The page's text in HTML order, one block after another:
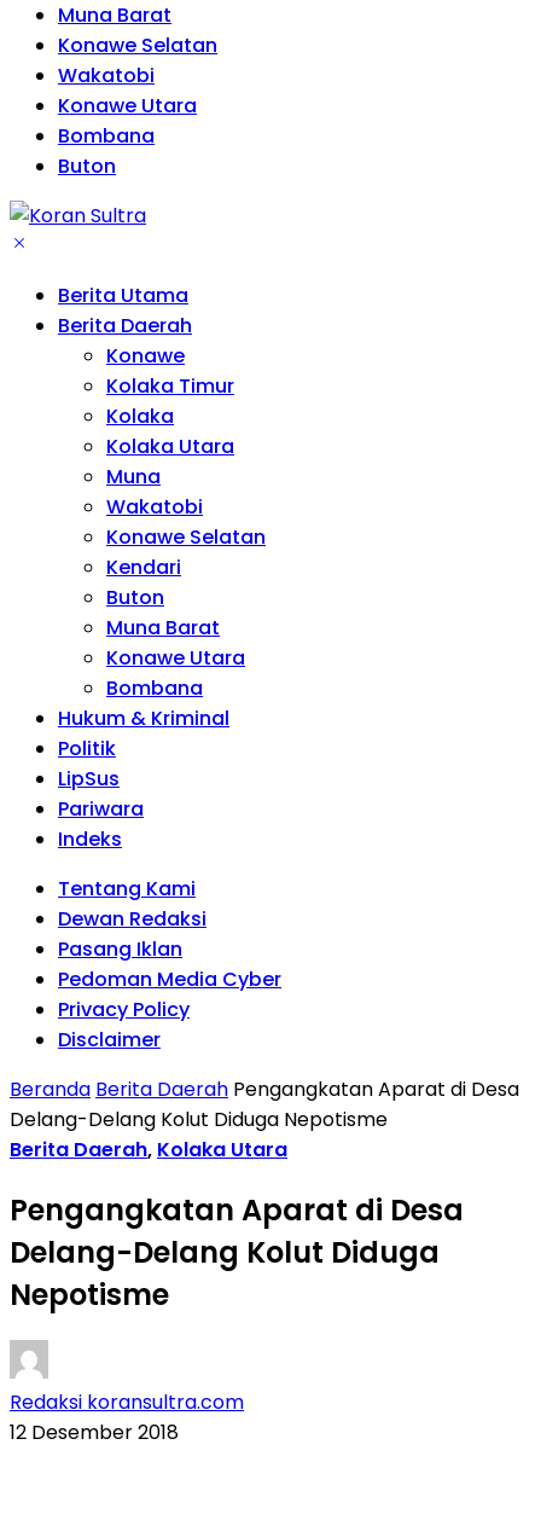
Muna Barat
Konawe Selatan
Wakatobi
Konawe Utara
Bombana
Buton
Berita Utama
Berita Daerah
Konawe
Kolaka Timur
Kolaka
Kolaka Utara
Muna
Wakatobi
Konawe Selatan
Kendari
Buton
Muna Barat
Konawe Utara
Bombana
Hukum & Kriminal
Politik
LipSus
Pariwara
Indeks
Tentang Kami
Dewan Redaksi
Pasang Iklan
Pedoman Media Cyber
Privacy Policy
Disclaimer
Beranda Berita Daerah Pengangkatan Aparat di Desa
Delang-Delang Kolut Diduga Nepotisme
Berita Daerah, Kolaka Utara
Pengangkatan Aparat di Desa
Delang-Delang Kolut Diduga
Nepotisme
Redaksi koransultra.com
12 Desember 2018